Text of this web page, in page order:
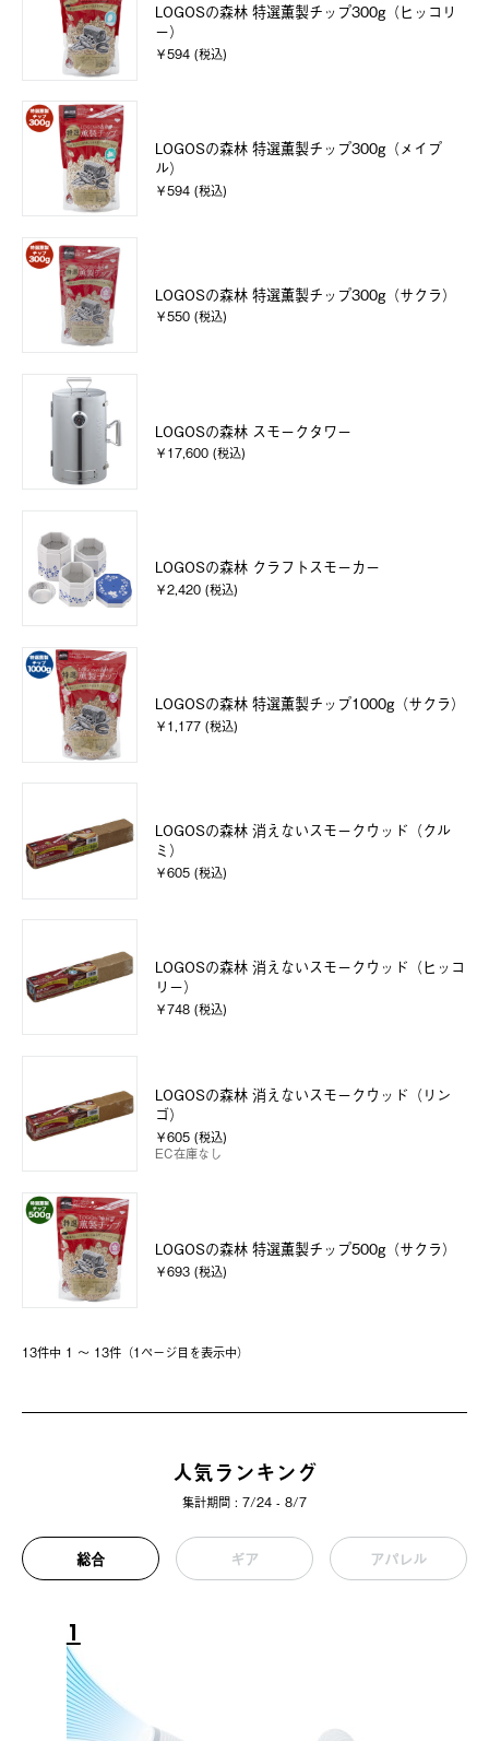
LOGOSの森林 特選薫製チップ300g（ヒッコリ
ー）
￥594 (税込)
LOGOSの森林 特選薫製チップ300g（メイプ
ル）
￥594 (税込)
LOGOSの森林 特選薫製チップ300g（サクラ）
￥550 (税込)
LOGOSの森林 スモークタワー
￥17,600 (税込)
LOGOSの森林 クラフトスモーカー
￥2,420 (税込)
LOGOSの森林 特選薫製チップ1000g（サクラ）
￥1,177 (税込)
LOGOSの森林 消えないスモークウッド（クル
ミ）
￥605 (税込)
LOGOSの森林 消えないスモークウッド（ヒッコ
リー）
￥748 (税込)
LOGOSの森林 消えないスモークウッド（リン
ゴ）
￥605 (税込)
EC在庫なし
LOGOSの森林 特選薫製チップ500g（サクラ）
￥693 (税込)
13件中 1 〜 13件（1ページ⽬を表⽰中）
人気ランキング
集計期間 : 7/24 - 8/7
総合 ギア アパレル
1